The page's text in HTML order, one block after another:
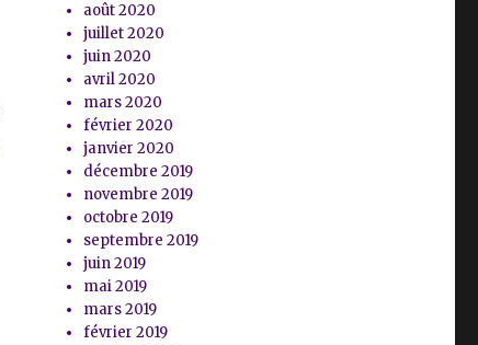
août 2020
juillet 2020
juin 2020
avril 2020
mars 2020
février 2020
janvier 2020
décembre 2019
novembre 2019
octobre 2019
septembre 2019
juin 2019
mai 2019
mars 2019
février 2019